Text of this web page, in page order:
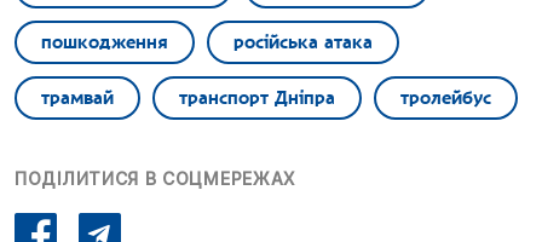
пошкодження російська атака
трамвай транспорт Дніпра тролейбус
ПОДІЛИТИСЯ В СОЦМЕРЕЖАХ